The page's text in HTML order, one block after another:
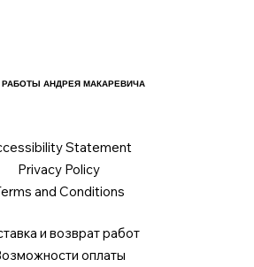
АНДРЕЯ МАКАРЕВИЧА
Statement
Privacy Policy
and Conditions
и возврат работ
оплаты